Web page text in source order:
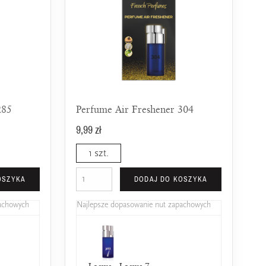
Perfume Air Freshener 304
9,99 zł
1 szt.
DODAJ DO KOSZYKA
Najlepsze dopasowanie nut zapachowych